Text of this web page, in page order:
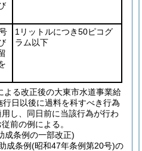
1リットルにつき50ピコグ
ラム以下
よる改正後の大東市水道事業給
日以後に過料を科すべき行為
し、同日前に当該行為が行わ
前の例による。
成条例の一部改正)
成条例(昭和47年条例第20号)の